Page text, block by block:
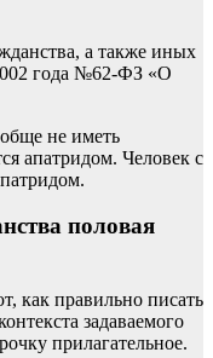
а также иных
года №62-ФЗ «О
не иметь
апатридом. Человек с
половая
как правильно писать
задаваемого
прилагательное.